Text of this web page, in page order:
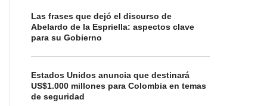
Las frases que dejó el discurso de
Abelardo de la Espriella: aspectos clave
para su Gobierno
Estados Unidos anuncia que destinará
US$1.000 millones para Colombia en temas
de seguridad